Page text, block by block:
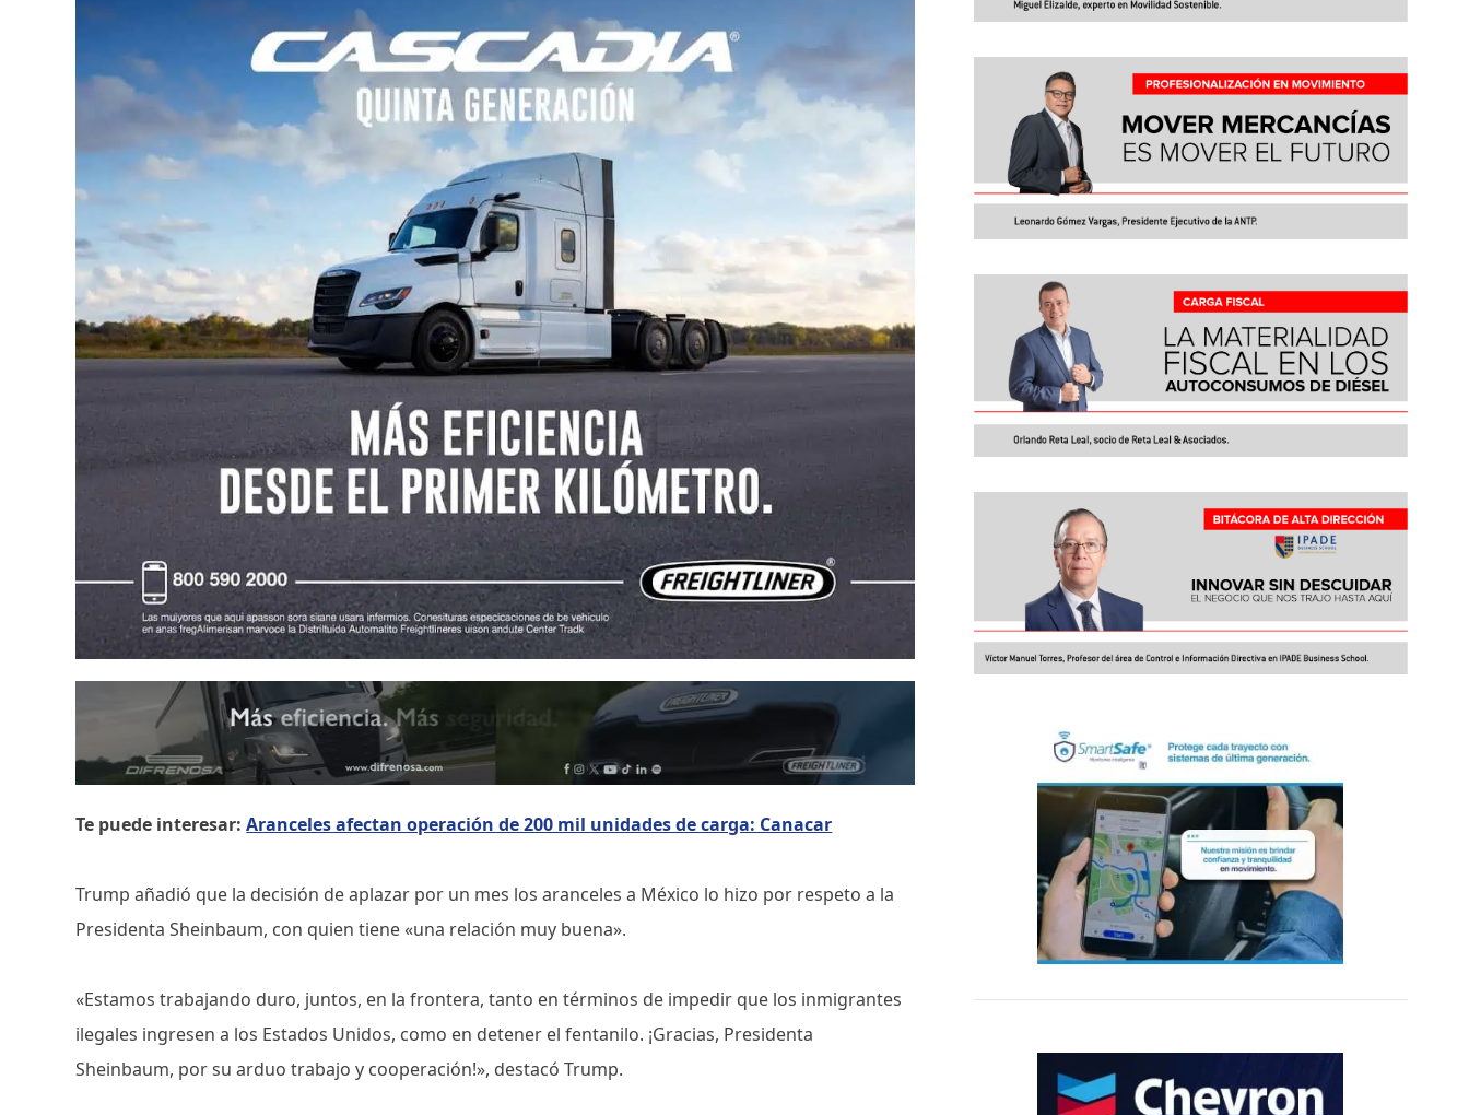
Te puede interesar:Aranceles afectan operación de 200 mil unidades de carga: Canacar
Trump añadió que la decisión de aplazar por un mes los aranceles a México lo hizo por respeto a la
Presidenta Sheinbaum, con quien tiene «una relación muy buena».
«Estamos trabajando duro, juntos, en la frontera, tanto en términos de impedir que los inmigrantes
ilegales ingresen a los Estados Unidos, como en detener el fentanilo. ¡Gracias, Presidenta
Sheinbaum, por su arduo trabajo y cooperación!», destacó Trump.